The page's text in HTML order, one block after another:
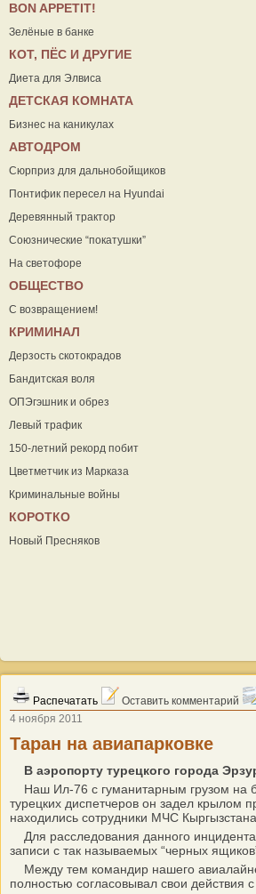
ВON APPETIT!
Зелёные в банке
КОТ, ПЁС И ДРУГИЕ
Диета для Элвиса
ДЕТСКАЯ КОМНАТА
Бизнес на каникулах
АВТОДРОМ
Сюрприз для дальнобойщиков
Понтифик пересел на Hyundai
Деревянный трактор
Союзнические “покатушки”
На светофоре
ОБЩЕСТВО
С возвращением!
КРИМИНАЛ
Дерзость скотокрадов
Бандитская воля
ОПЭгэшник и обрез
Левый трафик
150-летний рекорд побит
Цветметчик из Марказа
Криминальные войны
КОРОТКО
Новый Пресняков
Распечатать Оставить комментарий
4 ноября 2011
Таран на авиапарковке
В аэропорту турецкого города
Наш Ил-76 с гуманитарным грузом на
турецких диспетчеров он задел крылом
находились сотрудники МЧС
Для расследования данного
записи с так называемых “черных
Между тем командир нашего
полностью согласовывал свои действия